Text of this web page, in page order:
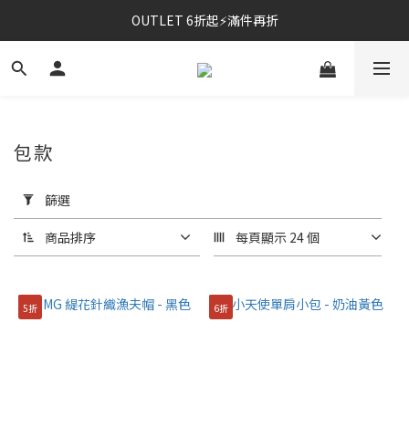
⚡春夏新品｜二件85折
OUTLET 6折起⚡滿件再折
⚡春夏新品｜二件85折
用
篩
選
(0/20)
尺
包款
篩選
商品排序 每頁顯示 24 個
5折 6折